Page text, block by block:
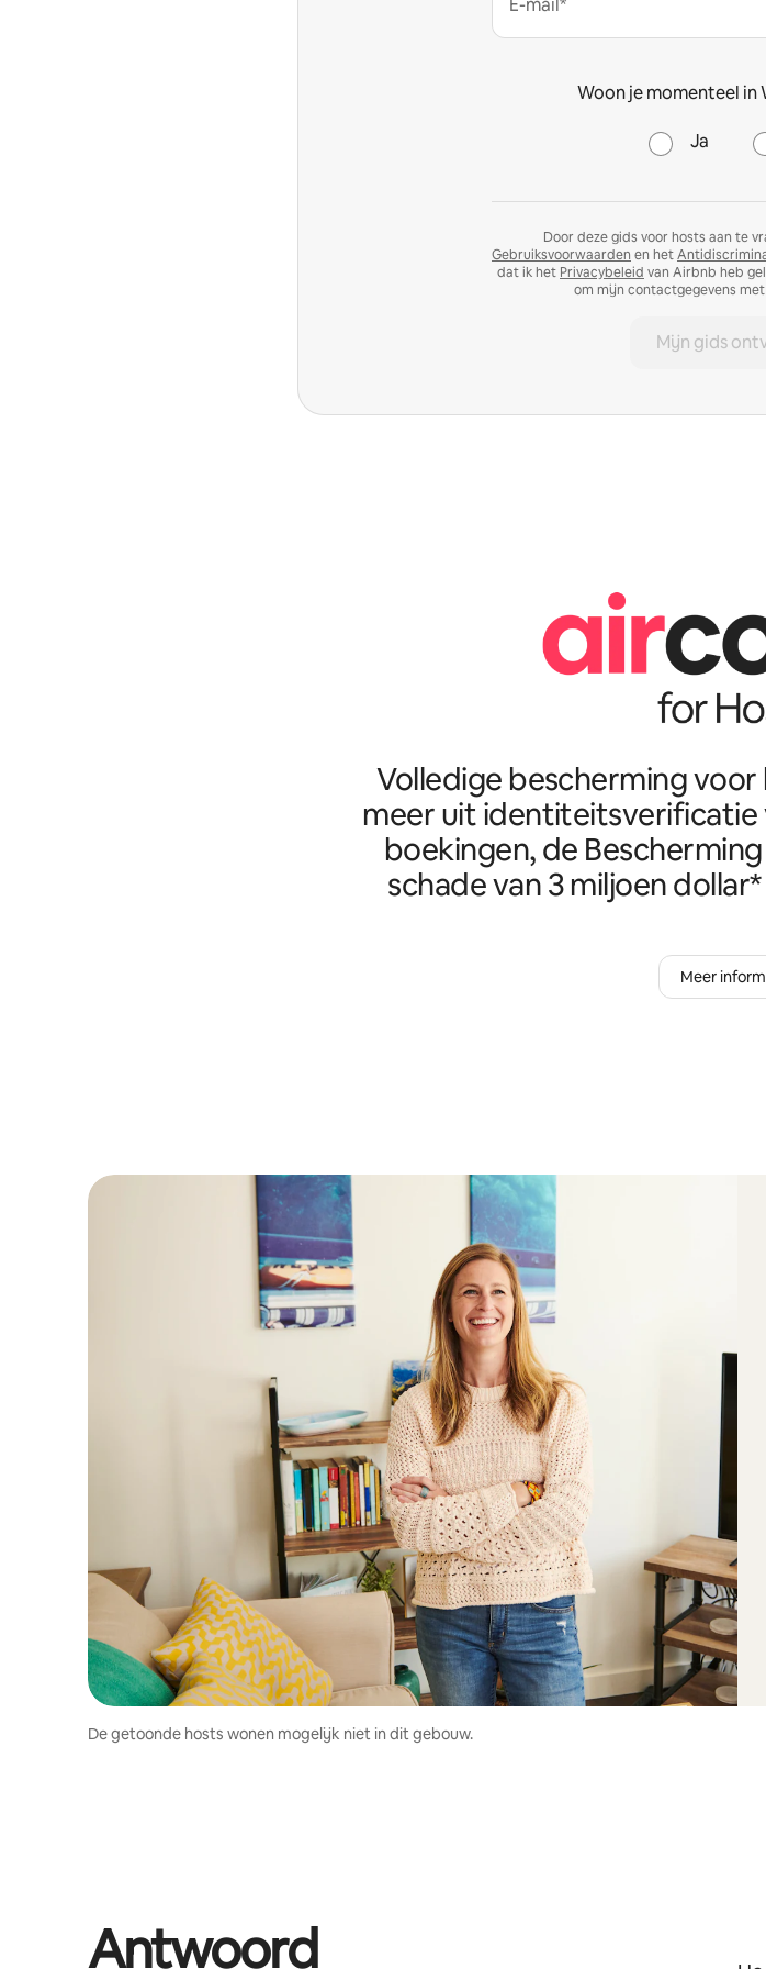
E-mail*
Woon je momenteel in
Ja
Door deze gids voor hosts aan te
Gebruiksvoorwaarden en het
dat ik het Privacybeleid van Airbnb heb
om mijn contactgegevens
Mijn gids
Volledige bescherming
meer uit identiteitsverificatie
boekingen, de
schade van 3 miljoen
Meer
De getoonde hosts wonen mogelijk niet in dit gebouw.
Antwoord